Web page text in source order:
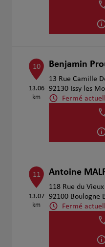
10
13.06
km
Benjamin
13 Rue Camille
92130 Issy les
Fermé
11
13.07
km
Antoine
118 Rue du
92100 Boulogne
Fermé